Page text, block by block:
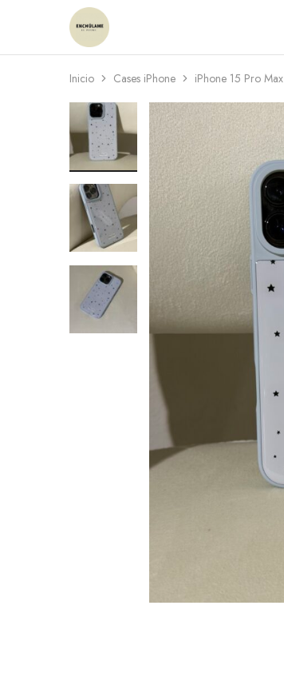
Enchulame
Tienda
Inicio Cases iPhone iPhone 15 Pro Max